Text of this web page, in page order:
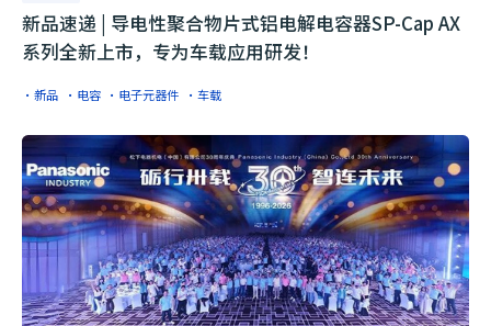
​新品速递 | 导电性聚合物片式铝电解电容器SP-Cap AX
系列全新上市，专为车载应用研发！
·新品 ·电容 ·电子元器件 ·车载